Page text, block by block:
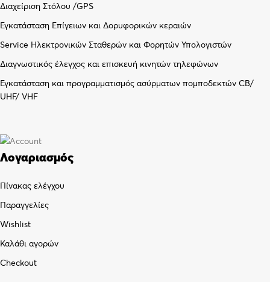
Διαχείριση Στόλου /GPS
Εγκατάσταση Επίγειων και Δορυφορικών κεραιών
Service Ηλεκτρονικών Σταθερών και Φορητών Υπολογιστών
Διαγνωστικός έλεγχος και επισκευή κινητών τηλεφώνων
Εγκατάσταση και προγραμματισμός ασύρματων πομποδεκτών CB/
UHF/ VHF
Λογαριασμός
Πίνακας ελέγχου
Παραγγελίες
Wishlist
Καλάθι αγορών
Checkout